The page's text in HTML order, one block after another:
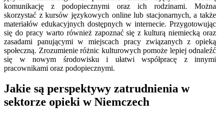
komunikację z podopiecznymi oraz ich rodzinami. Można
skorzystać z kursów językowych online lub stacjonarnych, a także
materiałów edukacyjnych dostępnych w internecie. Przygotowując
się do pracy warto również zapoznać się z kulturą niemiecką oraz
zasadami panującymi w miejscach pracy związanych z opieką
społeczną. Zrozumienie różnic kulturowych pomoże lepiej odnaleźć
się w nowym środowisku i ułatwi współpracę z innymi
pracownikami oraz podopiecznymi.
Jakie są perspektywy zatrudnienia w
sektorze opieki w Niemczech